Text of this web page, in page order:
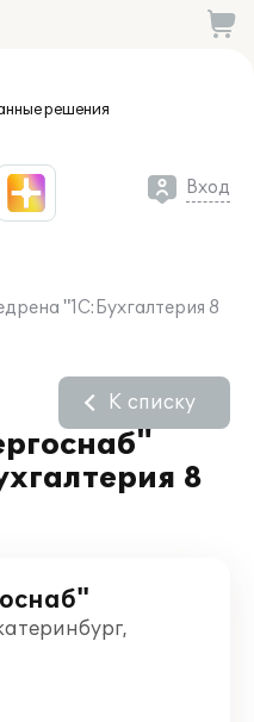
решения
Вход
"1С:Бухгалтерия 8
8
К списку